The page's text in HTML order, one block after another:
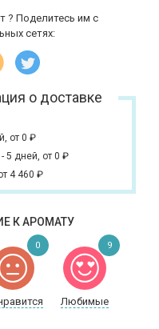
? Поделитесь им с
сетях:
о доставке
от 0 ₽
5 дней, от 0 ₽
4 460 ₽
К АРОМАТУ
Любимые
0 9